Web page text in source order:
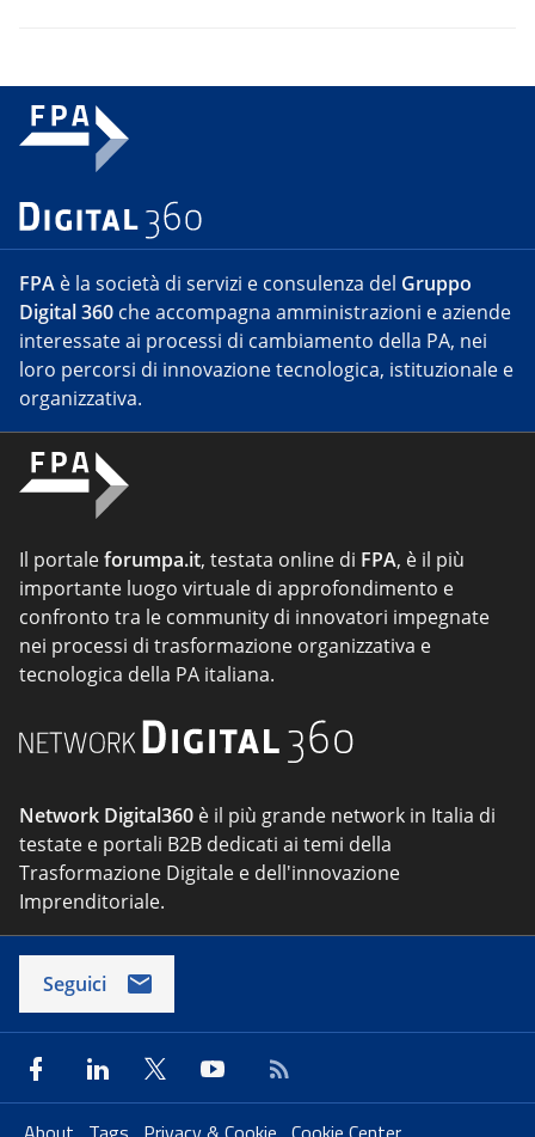
FPA è la società di servizi e consulenza del Gruppo
Digital 360 che accompagna amministrazioni e aziende
interessate ai processi di cambiamento della PA, nei
loro percorsi di innovazione tecnologica, istituzionale e
organizzativa.
Il portaleforumpa.it, testata online di FPA, è il più
importante luogo virtuale di approfondimento e
confronto tra le community di innovatori impegnate
nei processi di trasformazione organizzativa e
tecnologica della PA italiana.
Network Digital360 è il più grande network in Italia di
testate e portali B2B dedicati ai temi della
Trasformazione Digitale e dell'innovazione
Imprenditoriale.
Seguici